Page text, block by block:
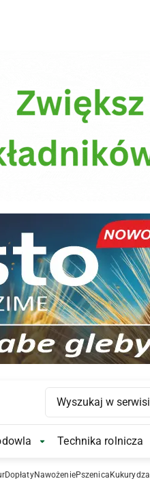
Submenu
Hodowla Submenu
Technika rolnicza
DopłatyNawożeniePszenica Kukurydza